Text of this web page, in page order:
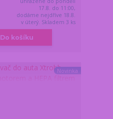
17.8. do 11:00,
dodáme nejdříve 18.8.
v úterý. Skladem 3 ks
Do košíku
Novinka